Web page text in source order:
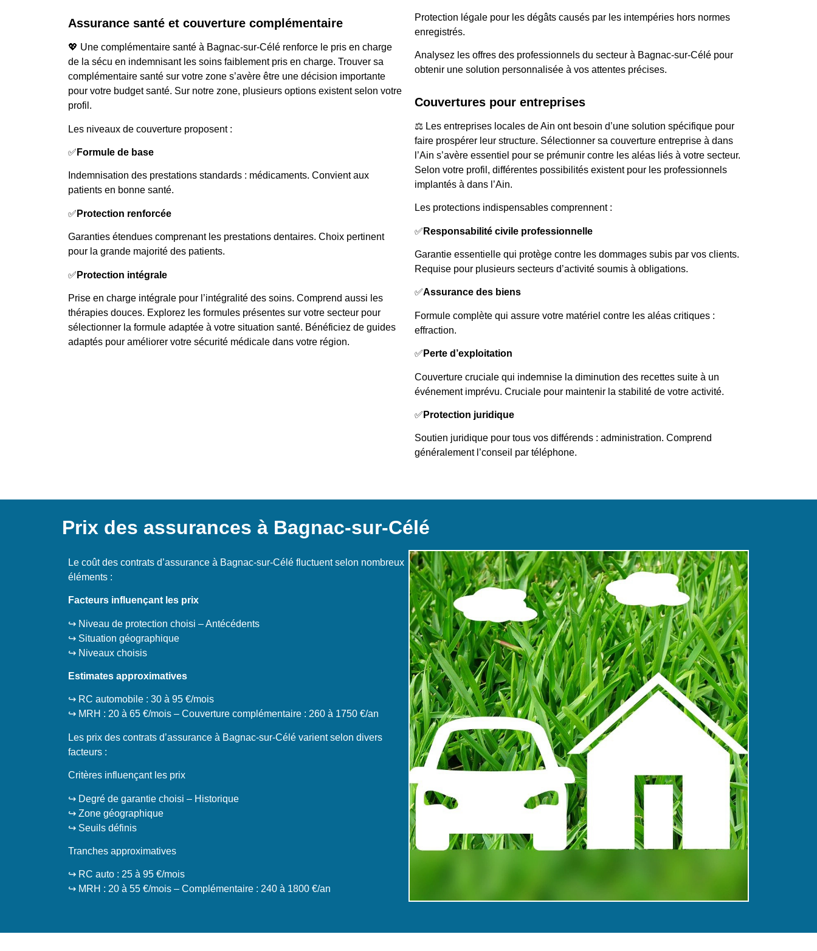
Assurance santé et couverture complémentaire
💖 Une complémentaire santé à Bagnac-sur-Célé renforce le pris en charge
de la sécu en indemnisant les soins faiblement pris en charge. Trouver sa
complémentaire santé sur votre zone s’avère être une décision importante
pour votre budget santé. Sur notre zone, plusieurs options existent selon votre
profil.
Les niveaux de couverture proposent :
✅ Formule de base
Indemnisation des prestations standards : médicaments. Convient aux
patients en bonne santé.
✅ Protection renforcée
Garanties étendues comprenant les prestations dentaires. Choix pertinent
pour la grande majorité des patients.
✅ Protection intégrale
Prise en charge intégrale pour l’intégralité des soins. Comprend aussi les
thérapies douces. Explorez les formules présentes sur votre secteur pour
sélectionner la formule adaptée à votre situation santé. Bénéficiez de guides
adaptés pour améliorer votre sécurité médicale dans votre région.
Protection légale pour les dégâts causés par les intempéries hors normes
enregistrés.
Analysez les offres des professionnels du secteur à Bagnac-sur-Célé pour
obtenir une solution personnalisée à vos attentes précises.
Couvertures pour entreprises
⚖️ Les entreprises locales de Ain ont besoin d’une solution spécifique pour
faire prospérer leur structure. Sélectionner sa couverture entreprise à dans
l’Ain s’avère essentiel pour se prémunir contre les aléas liés à votre secteur.
Selon votre profil, différentes possibilités existent pour les professionnels
implantés à dans l’Ain.
Les protections indispensables comprennent :
✅ Responsabilité civile professionnelle
Garantie essentielle qui protège contre les dommages subis par vos clients.
Requise pour plusieurs secteurs d’activité soumis à obligations.
✅Assurance des biens
Formule complète qui assure votre matériel contre les aléas critiques :
effraction.
✅ Perte d’exploitation
Couverture cruciale qui indemnise la diminution des recettes suite à un
événement imprévu. Cruciale pour maintenir la stabilité de votre activité.
✅ Protection juridique
Soutien juridique pour tous vos différends : administration. Comprend
généralement l’conseil par téléphone.
Prix des assurances à Bagnac-sur-Célé
Le coût des contrats d’assurance à Bagnac-sur-Célé fluctuent selon nombreux
éléments :
Facteurs influençant les prix
↪️ Niveau de protection choisi – Antécédents
↪️ Situation géographique
↪️ Niveaux choisis
Estimates approximatives
↪️ RC automobile : 30 à 95 €/mois
↪️ MRH : 20 à 65 €/mois – Couverture complémentaire : 260 à 1750 €/an
Les prix des contrats d’assurance à Bagnac-sur-Célé varient selon divers
facteurs :
Critères influençant les prix
↪️ Degré de garantie choisi – Historique
↪️ Zone géographique
↪️ Seuils définis
Tranches approximatives
↪️ RC auto : 25 à 95 €/mois
↪️ MRH : 20 à 55 €/mois – Complémentaire : 240 à 1800 €/an